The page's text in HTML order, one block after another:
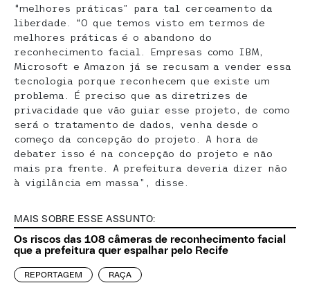
“melhores práticas” para tal cerceamento da
liberdade. “O que temos visto em termos de
melhores práticas é o abandono do
reconhecimento facial. Empresas como IBM,
Microsoft e Amazon já se recusam a vender essa
tecnologia porque reconhecem que existe um
problema. É preciso que as diretrizes de
privacidade que vão guiar esse projeto, de como
será o tratamento de dados, venha desde o
começo da concepção do projeto. A hora de
debater isso é na concepção do projeto e não
mais pra frente. A prefeitura deveria dizer não
à vigilância em massa”, disse.
MAIS SOBRE ESSE ASSUNTO:
Os riscos das 108 câmeras de reconhecimento facial
que a prefeitura quer espalhar pelo Recife
REPORTAGEM RAÇA